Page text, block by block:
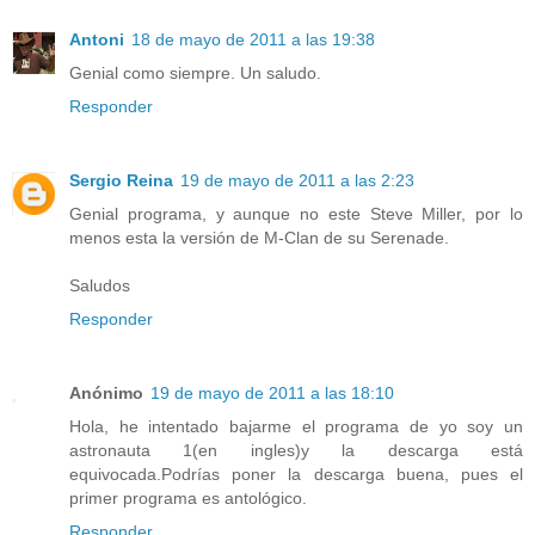
Antoni 18 de mayo de 2011 a las 19:38
Genial como siempre. Un saludo.
Responder
Sergio Reina 19 de mayo de 2011 a las 2:23
Genial programa, y aunque no este Steve Miller, por lo
menos esta la versión de M-Clan de su Serenade.
Saludos
Responder
Anónimo 19 de mayo de 2011 a las 18:10
Hola, he intentado bajarme el programa de yo soy un
astronauta 1(en ingles)y la descarga está
equivocada.Podrías poner la descarga buena, pues el
primer programa es antológico.